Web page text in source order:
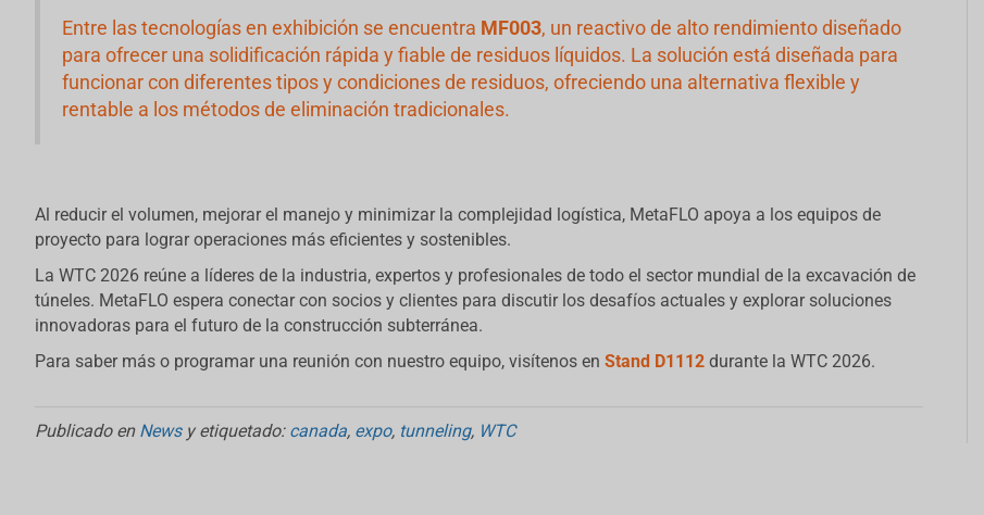
Entre las tecnologías en exhibición se encuentra MF003, un reactivo de alto rendimiento diseñado
para ofrecer una solidificación rápida y fiable de residuos líquidos. La solución está diseñada para
funcionar con diferentes tipos y condiciones de residuos, ofreciendo una alternativa flexible y
rentable a los métodos de eliminación tradicionales.
Al reducir el volumen, mejorar el manejo y minimizar la complejidad logística, MetaFLO apoya a los equipos de
proyecto para lograr operaciones más eficientes y sostenibles.
La WTC 2026 reúne a líderes de la industria, expertos y profesionales de todo el sector mundial de la excavación de
túneles. MetaFLO espera conectar con socios y clientes para discutir los desafíos actuales y explorar soluciones
innovadoras para el futuro de la construcción subterránea.
Para saber más o programar una reunión con nuestro equipo, visítenos en Stand D1112 durante la WTC 2026.
Publicado en Newsy etiquetado: canada, expo, tunneling, WTC